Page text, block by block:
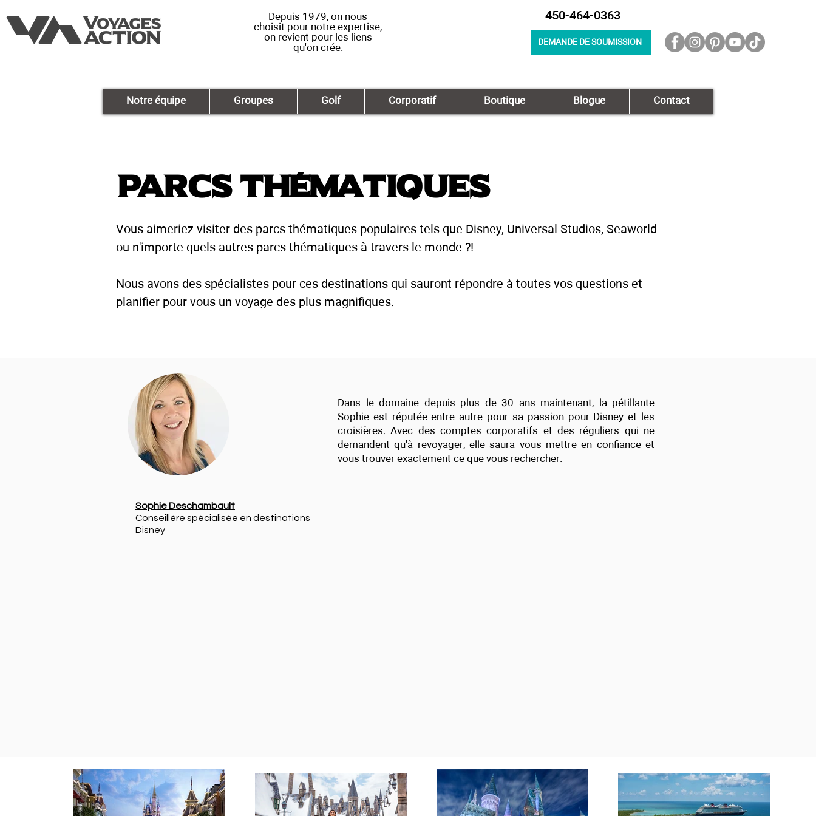
Depuis 1979, on nous
choisit pour notre expertise,
on revient pour les liens
qu'on crée.
450-464-0363
DEMANDE DE SOUMISSION
Notre équipe Groupes Golf Corporatif Boutique Blogue Contact
Parcs Thématiques
Vous aimeriez visiter des parcs thématiques populaires tels que Disney, Universal Studios, Seaworld
ou n'importe quels autres parcs thématiques à travers le monde ?!
Nous avons des spécialistes pour ces destinations qui sauront répondre à toutes vos questions et
planifier pour vous un voyage des plus magnifiques.
Dans le domaine depuis plus de 30 ans maintenant, la pétillante
Sophie est réputée entre autre pour sa passion pour Disney et les
croisières. Avec des comptes corporatifs et des réguliers qui ne
demandent qu'à revoyager, elle saura vous mettre en confiance et
vous trouver exactement ce que vous rechercher.
Sophie Deschambault
Conseillère spécialisée en destinations
Disney